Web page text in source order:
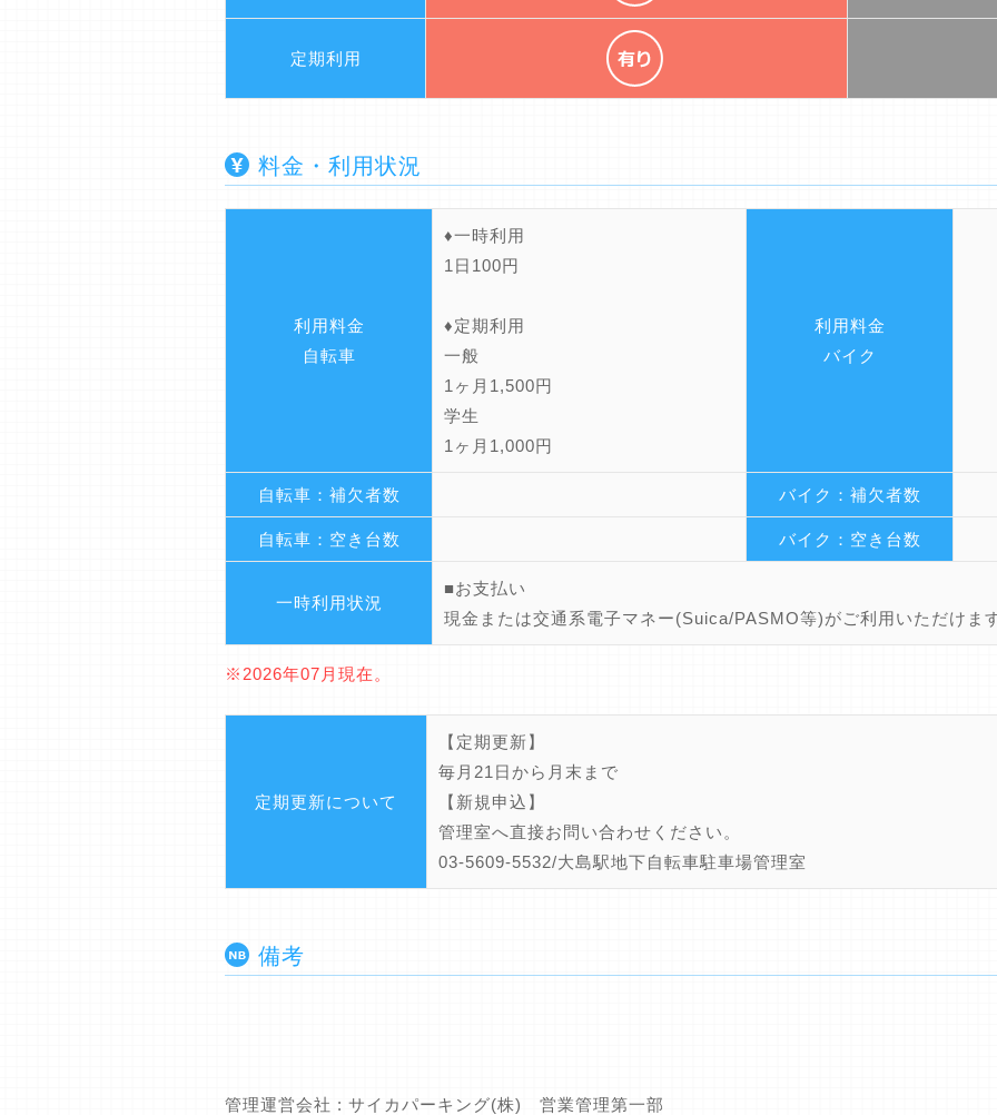
定期利用
料金・利用状況
利用料金
自転車
♦一時利用
1日100円
♦定期利用
一般
1ヶ月1,500円
学生
1ヶ月1,000円
利用料金
バイク
自転車：補欠者数 バイク：補欠者数
自転車：空き台数 バイク：空き台数
一時利用状況
■お支払い
現金または交通系電子マネー(Suica/PASMO等)がご利用いただけま
※2026年07月現在。
定期更新について
【定期更新】
毎月21日から月末まで
【新規申込】
管理室へ直接お問い合わせください。
03-5609-5532/大島駅地下自転車駐車場管理室
備考
管理運営会社 : サイカパーキング(株) 営業管理第一部